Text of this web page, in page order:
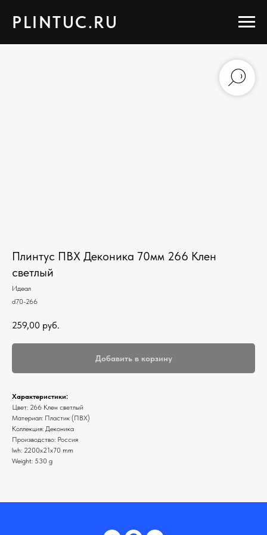
PLINTUC.RU
Плинтус ПВХ Деконика 70мм 266 Клен
светлый
Идеал
d70-266
259,00 руб.
Добавить в корзину
Характеристики:
Цвет: 266 Клен светлый
Материал: Пластик (ПВХ)
Коллекция: Деконика
Производство: Россия
lwh: 2200x21x70 mm
Weight: 530 g